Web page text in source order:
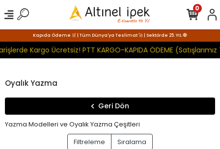
Kapıda Ödeme 🛒 | Tüm Dünya'ya Teslimat 🚀 | Sektörde 25. YIL 🧿
Kargo Ücretsiz! PTT KARGO-KAPIDA ÖDEME (Satışlarımız
0
Oyalık Yazma
Geri Dön
Yazma Modelleri ve Oyalık Yazma Çeşitleri
Filtreleme
Sıralama